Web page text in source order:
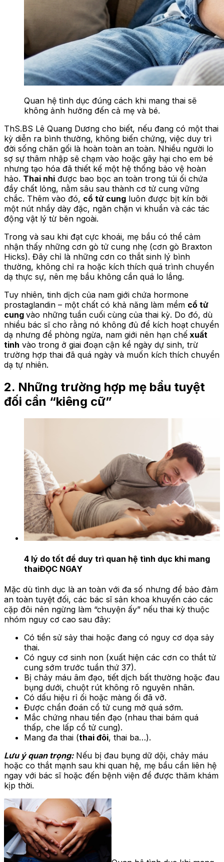
Quan hệ tình dục đúng cách khi mang thai sẽ
không ảnh hưởng đến cả mẹ và bé.
ThS.BS Lê Quang Dương cho biết, nếu đang có một thai
kỳ diễn ra bình thường, không biến chứng, việc duy trì
đời sống chăn gối là hoàn toàn an toàn. Nhiều người lo
sợ sự thâm nhập sẽ chạm vào hoặc gây hại cho em bé
nhưng tạo hóa đã thiết kế một hệ thống bảo vệ hoàn
hảo. Thai nhi được bao bọc an toàn trong túi ối chứa
đầy chất lỏng, nằm sâu sau thành cơ tử cung vững
chắc. Thêm vào đó, cổ tử cung luôn được bịt kín bởi
một nút nhầy dày đặc, ngăn chặn vi khuẩn và các tác
động vật lý từ bên ngoài.
Trong và sau khi đạt cực khoái, mẹ bầu có thể cảm
nhận thấy những cơn gò tử cung nhẹ (cơn gò Braxton
Hicks). Đây chỉ là những cơn co thắt sinh lý bình
thường, không chỉ ra hoặc kích thích quá trình chuyển
dạ thực sự, nên mẹ bầu không cần quá lo lắng.
Tuy nhiên, tinh dịch của nam giới chứa hormone
prostaglandin – một chất có khả năng làm mềm cổ tử
cung vào những tuần cuối cùng của thai kỳ. Do đó, dù
nhiều bác sĩ cho rằng nó không đủ để kích hoạt chuyển
dạ nhưng để phòng ngừa, nam giới nên hạn chế xuất
tinh vào trong ở giai đoạn cận kề ngày dự sinh, trừ
trường hợp thai đã quá ngày và muốn kích thích chuyển
dạ tự nhiên.
2. Những trường hợp mẹ bầu tuyệt
đối cần “kiêng cữ”
4 lý do tốt để duy trì quan hệ tình dục khi mang
thaiĐỌC NGAY
Mặc dù tình dục là an toàn với đa số nhưng để bảo đảm
an toàn tuyệt đối, các bác sĩ sản khoa khuyến cáo các
cặp đôi nên ngừng làm “chuyện ấy” nếu thai kỳ thuộc
nhóm nguy cơ cao sau đây:
Có tiền sử sảy thai hoặc đang có nguy cơ dọa sảy
thai.
Có nguy cơ sinh non (xuất hiện các cơn co thắt tử
cung sớm trước tuần thứ 37).
Bị chảy máu âm đạo, tiết dịch bất thường hoặc đau
bụng dưới, chuột rút không rõ nguyên nhân.
Có dấu hiệu rỉ ối hoặc màng ối đã vỡ.
Được chẩn đoán cổ tử cung mở quá sớm.
Mắc chứng nhau tiền đạo (nhau thai bám quá
thấp, che lấp cổ tử cung).
Mang đa thai (thai đôi, thai ba…).
Lưu ý quan trọng:Nếu bị đau bụng dữ dội, chảy máu
hoặc co thắt mạnh sau khi quan hệ, mẹ bầu cần liên hệ
ngay với bác sĩ hoặc đến bệnh viện để được thăm khám
kịp thời.